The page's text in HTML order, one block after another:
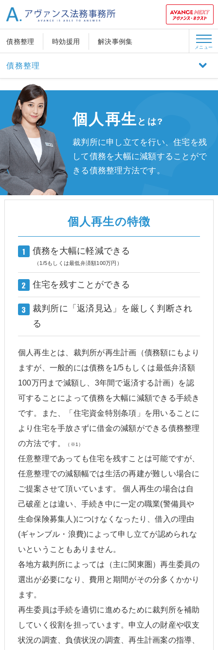
債務整理 時効援用 解決事例集
メニュー
債務整理
個人再生 とは?
裁判所に申し立てを行い、住宅を残
して債務を大幅に減額することがで
きる債務整理方法です。
個人再生の特徴
1 債務を大幅に軽減できる
（1/5もしくは最低弁済額100万円）
2 住宅を残すことができる
3
裁判所に「返済見込」を厳しく判断され
る
個人再生とは、裁判所が再生計画（債務額にもより
ますが、一般的には債務を1/5もしくは最低弁済額
100万円まで減額し、3年間で返済する計画）を認
可することによって債務を大幅に減額できる手続き
です。また、「住宅資金特別条項」を用いることに
より住宅を手放さずに借金の減額ができる債務整理
の方法です。
（※1）
任意整理であっても住宅を残すことは可能ですが、
任意整理での減額幅では生活の再建が難しい場合に
ご提案させて頂いています。 個人再生の場合は自
己破産とは違い、手続き中に一定の職業(警備員や
生命保険募集人)につけなくなったり、借入の理由
(ギャンブル・浪費)によって申し立てが認められな
いということもありません。
各地方裁判所によっては（主に関東圏）再生委員の
選出が必要になり、費用と期間がその分多くかかり
ます。
再生委員は手続を適切に進めるために裁判所を補助
していく役割を担っています。申立人の財産や収支
状況の調査、負債状況の調査、再生計画案の指導、